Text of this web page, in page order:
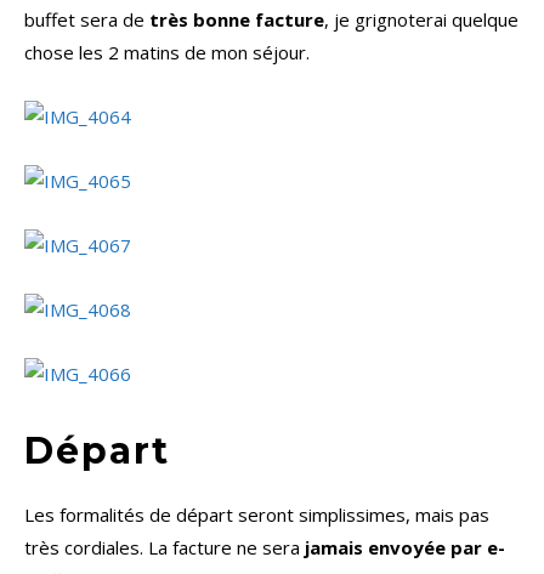
buffet sera de très bonne facture, je grignoterai quelque
chose les 2 matins de mon séjour.
Départ
Les formalités de départ seront simplissimes, mais pas
très cordiales. La facture ne sera jamais envoyée par e-